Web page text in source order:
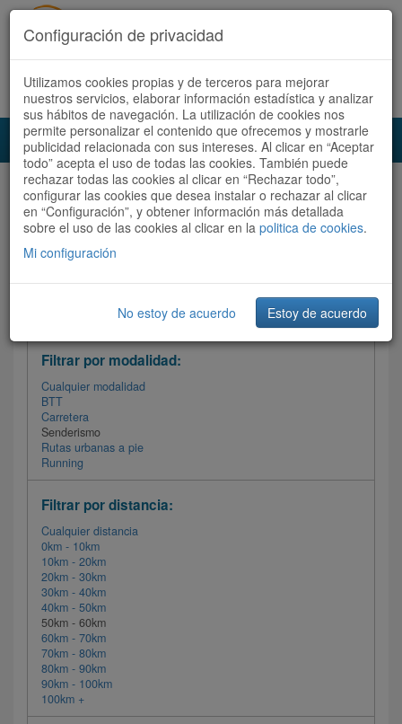
Acceder Registrate ahora Español | Català
Audioruta Todas las rutas
Todas las rutas Ordenar por:Más recientes
Filtrar las rutas
Filtrar por modalidad:
Cualquier modalidad
BTT
Carretera
Senderismo
Rutas urbanas a pie
Running
Filtrar por distancia:
Cualquier distancia
0km - 10km
10km - 20km
20km - 30km
30km - 40km
40km - 50km
50km - 60km
60km - 70km
70km - 80km
80km - 90km
90km - 100km
100km +
Configuración de privacidad
Utilizamos cookies propias y de terceros para mejorar
nuestros servicios, elaborar información estadística y analizar
sus hábitos de navegación. La utilización de cookies nos
permite personalizar el contenido que ofrecemos y mostrarle
publicidad relacionada con sus intereses. Al clicar en “Aceptar
todo” acepta el uso de todas las cookies. También puede
rechazar todas las cookies al clicar en “Rechazar todo”,
configurar las cookies que desea instalar o rechazar al clicar
en “Configuración”, y obtener información más detallada
sobre el uso de las cookies al clicar en la politica de cookies.
Mi configuración
No estoy de acuerdo Estoy de acuerdo